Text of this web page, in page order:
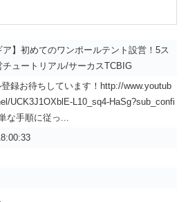
ア】初めてのワンポールテント設営！5ス
チュートリアル/サーカスTCBIG
録お待ちしています！http://www.youtub
UCK3J1OXblE-L10_sq4-HaSg?sub_confi
な手順に従っ...